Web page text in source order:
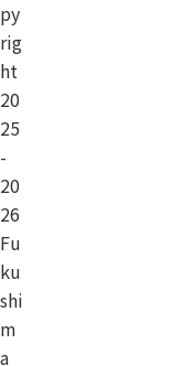
py
rig
ht
20
25
-
20
26
Fu
ku
shi
m
a